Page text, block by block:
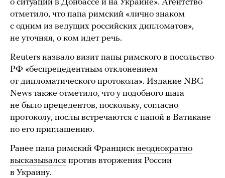
о ситуации в Донбассе и на Украине». Агентство
отметило, что папа римский «лично знаком
с одним из ведущих российских дипломатов»,
не уточняя, о ком идет речь.
Reuters назвало визит папы римского в посольство
РФ «беспрецедентным отклонением
от дипломатического протокола». Издание NBC
News также отметило, что у подобного шага
не было прецедентов, поскольку, согласно
протоколу, послы встречаются с папой в Ватикане
по его приглашению.
Ранее папа римский Франциск неоднократно
высказывался против вторжения России
в Украину.